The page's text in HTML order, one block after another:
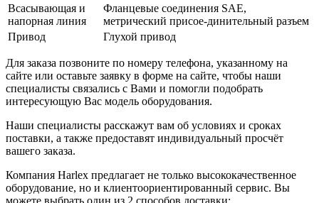
Всасывающая и
напорная линия
Фланцевые соединения SAE,
метрический присое-динительный разъем
Привод
Глухой привод
Для заказа позвоните по номеру телефона, указанному на
сайте или оставьте заявку в форме на сайте, чтобы наши
специалисты связались с Вами и помогли подобрать
интересующую Вас модель оборудования.
Наши специалисты расскажут вам об условиях и сроках
поставки, а также предоставят индивидуальный просчёт
вашего заказа.
Компания Harlex предлагает не только высококачественное
оборудование, но и клиентоориентированный сервис. Вы